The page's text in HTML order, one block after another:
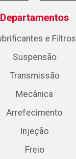
Departamentos
e Filtros
Suspensão
Transmissão
Mecânica
Arrefecimento
Injeção
Freio